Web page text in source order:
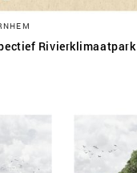
Rivierklimaatpark